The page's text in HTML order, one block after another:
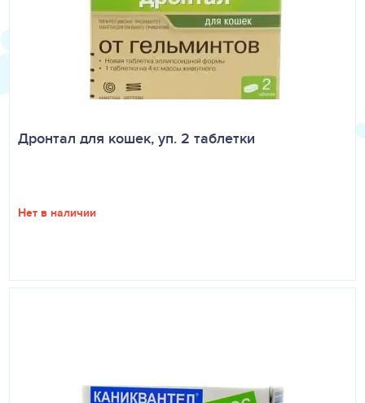
Дронтал для кошек, уп. 2 таблетки
Нет в наличии